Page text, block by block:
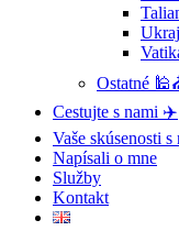
Ostatné
Cestujte s nami ✈️
Vaše skúsenosti s
Napísali o mne
Služby
Kontakt